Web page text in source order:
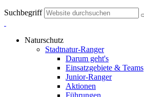
Suchbegriff
Naturschutz
Stadtnatur-Ranger
Darum geht's
Einsatzgebiete & Teams
Junior-Ranger
Aktionen
Führungen